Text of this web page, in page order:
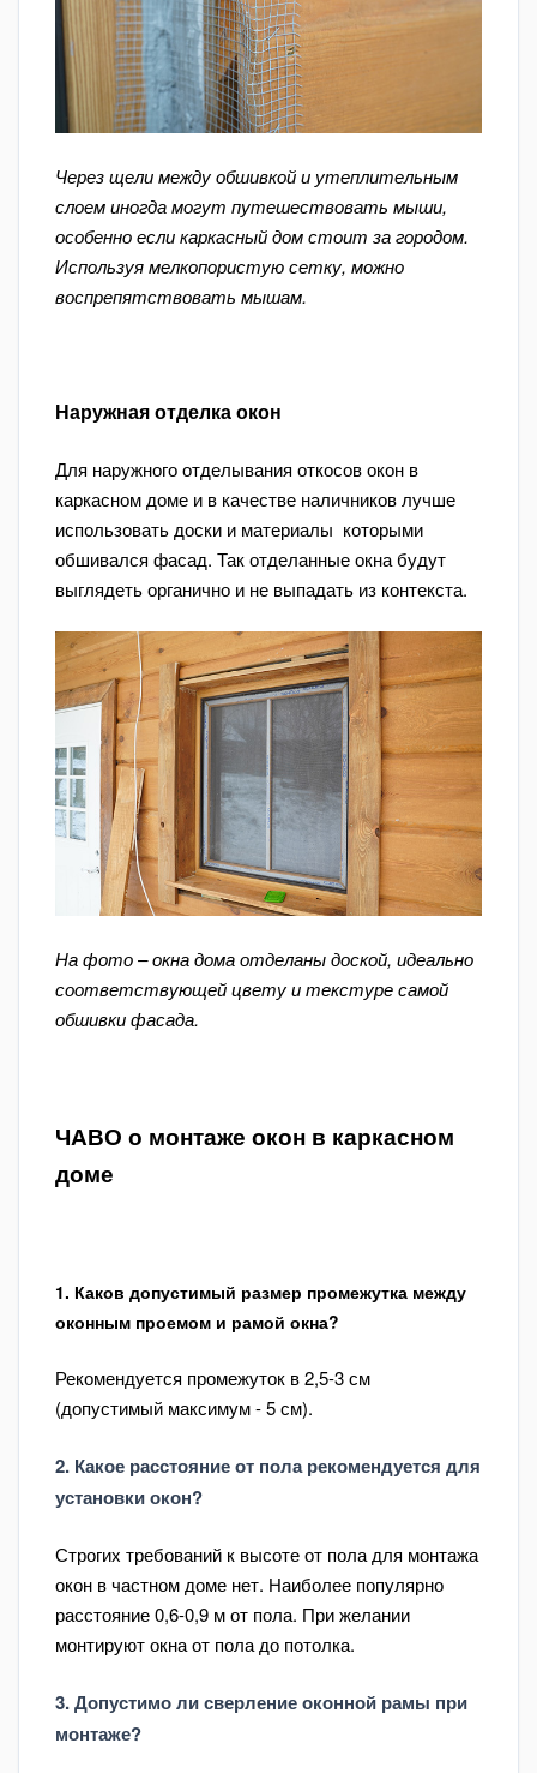
Через щели между обшивкой и утеплительным
слоем иногда могут путешествовать мыши,
особенно если каркасный дом стоит за городом.
Используя мелкопористую сетку, можно
воспрепятствовать мышам.
Наружная отделка окон
Для наружного отделывания откосов окон в
каркасном доме и в качестве наличников лучше
использовать доски и материалы которыми
обшивался фасад. Так отделанные окна будут
выглядеть органично и не выпадать из контекста.
На фото – окна дома отделаны доской, идеально
соответствующей цвету и текстуре самой
обшивки фасада.
ЧАВО о монтаже окон в каркасном
доме
1. Каков допустимый размер промежутка между
оконным проемом и рамой окна?
Рекомендуется промежуток в 2,5-3 см
(допустимый максимум - 5 см).
2. Какое расстояние от пола рекомендуется для
установки окон?
Строгих требований к высоте от пола для монтажа
окон в частном доме нет. Наиболее популярно
расстояние 0,6-0,9 м от пола. При желании
монтируют окна от пола до потолка.
3. Допустимо ли сверление оконной рамы при
монтаже?